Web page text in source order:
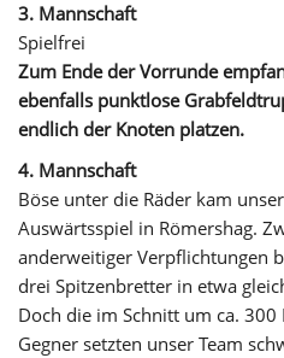
3. Mannschaft
Spielfrei
Zum Ende der Vorrunde
ebenfalls punktlose
endlich der Knoten platzen.
4. Mannschaft
Böse unter die Räder kam
Auswärtsspiel in Römershag.
anderweitiger Verpflichtungen
drei Spitzenbretter in etwa
Doch die im Schnitt um ca. 300
Gegner setzten unser Team